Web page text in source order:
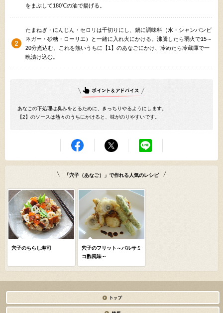
をまぶして180℃の油で揚げる。
たまねぎ・にんじん・セロリは千切りにし、鍋に調味料（水・シャンパンビ
ネガー・砂糖・ローリエ）と一緒に入れ火にかける。沸騰したら弱火で15～
20分煮込む。これを熱いうちに【1】のあなごにかけ、冷めたら冷蔵庫で一
晩漬け込む。
あなごの下処理は臭みをとるために、きっちりやるようにします。
【2】のソースは熱々のうちにかけると、味がのりやすいです。
「穴子（あなご）」で作れる人気のレシピ
穴子のちらし寿司
穴子のフリット～バルサミ
コ酢風味～